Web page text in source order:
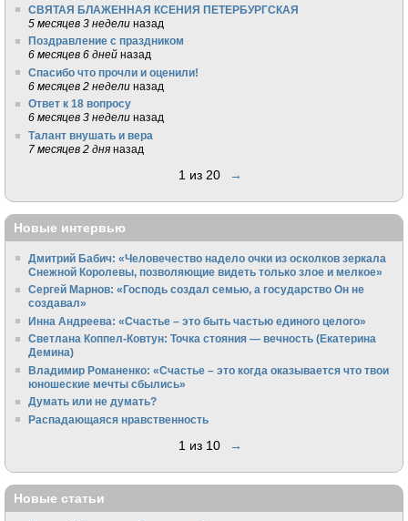
СВЯТАЯ БЛАЖЕННАЯ КСЕНИЯ ПЕТЕРБУРГСКАЯ
5 месяцев 3 недели назад
Поздравление с праздником
6 месяцев 6 дней назад
Спасибо что прочли и оценили!
6 месяцев 2 недели назад
Ответ к 18 вопросу
6 месяцев 3 недели назад
Талант внушать и вера
7 месяцев 2 дня назад
1 из 20 →
Новые интервью
Дмитрий Бабич: «Человечество надело очки из осколков зеркала
Снежной Королевы, позволяющие видеть только злое и мелкое»
Сергей Марнов: «Господь создал семью, а государство Он не
создавал»
Инна Андреева: «Счастье – это быть частью единого целого»
Светлана Коппел-Ковтун: Точка стояния — вечность (Екатерина
Демина)
Владимир Романенко: «Счастье – это когда оказывается что твои
юношеские мечты сбылись»
Думать или не думать?
Распадающаяся нравственность
1 из 10 →
Новые статьи